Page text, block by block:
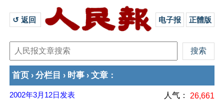
↺ 返回 电子报 正體版
首页 › 分栏目 › 时事 › 文章 ：
2002年3月12日 发表 人气： 26,661